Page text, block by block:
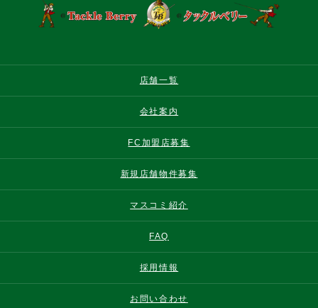
店舗一覧
会社案内
FC加盟店募集
新規店舗物件募集
マスコミ紹介
FAQ
採用情報
お問い合わせ